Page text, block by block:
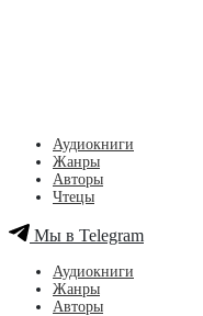
Аудиокниги
Жанры
Авторы
Чтецы
Мы в Telegram
Аудиокниги
Жанры
Авторы